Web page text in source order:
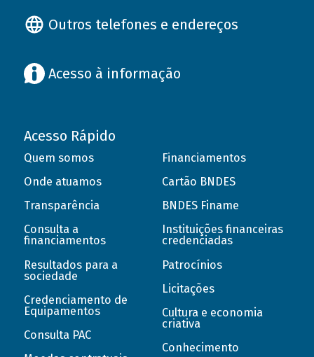
Outros telefones e endereços
Acesso à informação
Acesso Rápido
Quem somos
Onde atuamos
Transparência
Consulta a
financiamentos
Resultados para a
sociedade
Credenciamento de
Equipamentos
Consulta PAC
Financiamentos
Cartão BNDES
BNDES Finame
Instituições financeiras
credenciadas
Patrocínios
Licitações
Cultura e economia
criativa
Conhecimento